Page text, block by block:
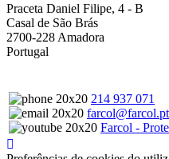
Praceta Daniel Filipe, 4 - B
Casal de São Brás
2700-228 Amadora
Portugal
214 937 071
farcol@farcol.pt
Farcol -